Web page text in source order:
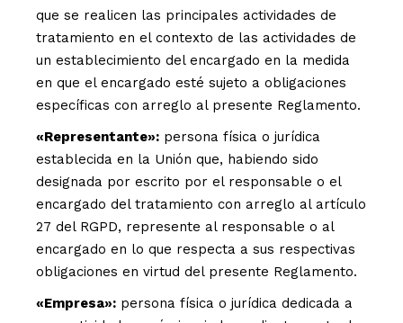
que se realicen las principales actividades de
tratamiento en el contexto de las actividades de
un establecimiento del encargado en la medida
en que el encargado esté sujeto a obligaciones
específicas con arreglo al presente Reglamento.
«Representante»: persona física o jurídica
establecida en la Unión que, habiendo sido
designada por escrito por el responsable o el
encargado del tratamiento con arreglo al artículo
27 del RGPD, represente al responsable o al
encargado en lo que respecta a sus respectivas
obligaciones en virtud del presente Reglamento.
«Empresa»: persona física o jurídica dedicada a